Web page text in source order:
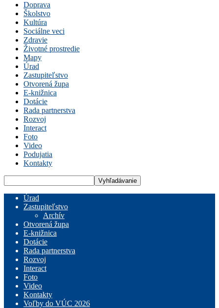
Doprava
Školstvo
Kultúra
Sociálne veci
Zdravie
Životné prostredie
Mapy
Úrad
Zastupiteľstvo
Otvorená župa
E-knižnica
Dotácie
Rada partnerstva
Rozvoj
Interact
Foto
Video
Podujatia
Kontakty
Úrad
Zastupiteľstvo
Archív
Otvorená župa
E-knižnica
Dotácie
Rada partnerstva
Rozvoj
Interact
Foto
Video
Kontakty
Voľby do VÚC 2026